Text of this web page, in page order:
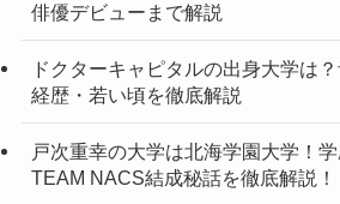
俳優デビューまで解説
ドクターキャピタルの出身大学は
経歴・若い頃を徹底解説
戸次重幸の大学は北海学園大学！
TEAM NACS結成秘話を徹底解説！